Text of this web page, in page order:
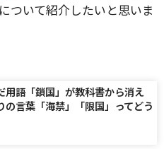
ついて紹介したいと思いま
用語「鎖国」が教科書から消え
の言葉「海禁」「限国」ってどう